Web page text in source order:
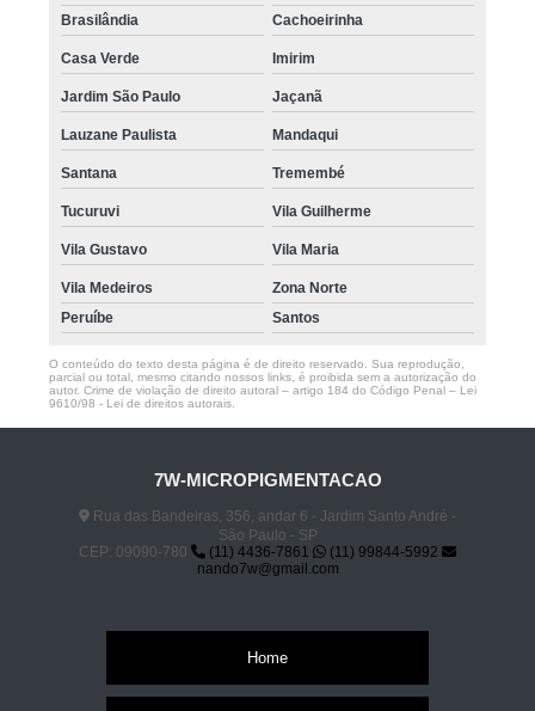
Brasilândia
Cachoeirinha
Casa Verde Imirim
Jardim São Paulo Jaçanã
Lauzane Paulista Mandaqui
Santana Tremembé
Tucuruvi Vila Guilherme
Vila Gustavo Vila Maria
Vila Medeiros
Zona Norte
Peruíbe
Santos
O conteúdo do texto desta página é de direito reservado. Sua reprodução,
parcial ou total, mesmo citando nossos links, é proibida sem a autorização do
autor. Crime de violação de direito autoral – artigo 184 do Código Penal – Lei
9610/98 - Lei de direitos autorais
7W-MICROPIGMENTACAO
Rua das Bandeiras, 356, andar 6 - Jardim Santo André -
São Paulo - SP
CEP: 09090-780
(11) 4436-7861
(11) 99844-5992
nando7w@gmail.com
Home